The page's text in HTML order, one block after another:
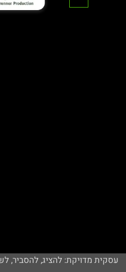
עסקית מדויקת: להציג, להסביר,